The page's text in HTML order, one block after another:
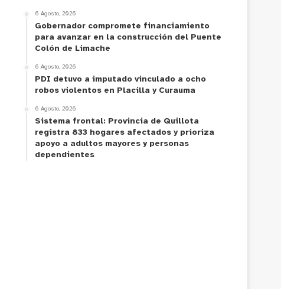
6 Agosto, 2026
Gobernador compromete financiamiento
para avanzar en la construcción del Puente
Colón de Limache
6 Agosto, 2026
PDI detuvo a imputado vinculado a ocho
robos violentos en Placilla y Curauma
6 Agosto, 2026
Sistema frontal: Provincia de Quillota
registra 833 hogares afectados y prioriza
apoyo a adultos mayores y personas
dependientes